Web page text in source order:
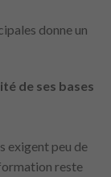
donne un
de ses bases
exigent peu de
reste